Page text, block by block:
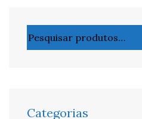
por:
Categorias